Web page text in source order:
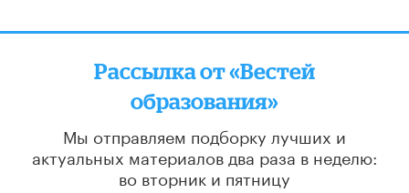
Рассылка от «Вестей
образования»
Мы отправляем подборку лучших и
актуальных материалов два раза в неделю:
во вторник и пятницу